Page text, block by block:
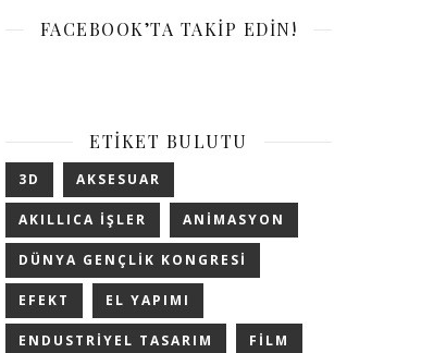
FACEBOOK’TA TAKIP EDIN!
ETIKET BULUTU
3D AKSESUAR
AKILLICA IŞLER ANIMASYON
DÜNYA GENÇLIK KONGRESI
EFEKT EL YAPIMI
ENDUSTRIYEL TASARIM FILM